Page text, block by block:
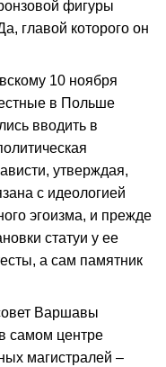
фигуры
главой которого он
10 ноября
в Польше
вводить в
утверждая,
с идеологией
эгоизма, и прежде
статуи у ее
а сам памятник
Варшавы
самом центре
магистралей –